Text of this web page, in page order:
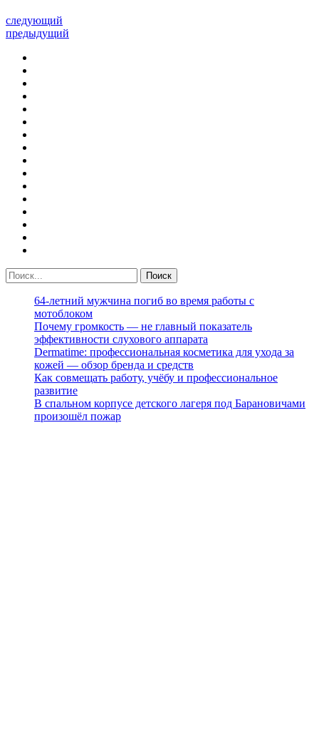
следующий
предыдущий
64-летний мужчина погиб во время работы с
мотоблоком
Почему громкость — не главный показатель
эффективности слухового аппарата
Dermatime: профессиональная косметика для ухода за
кожей — обзор бренда и средств
Как совмещать работу, учёбу и профессиональное
развитие
В спальном корпусе детского лагеря под Барановичами
произошёл пожар